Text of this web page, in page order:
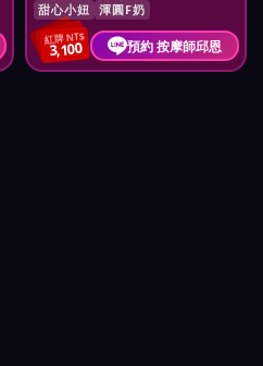
甜心小妞 渾圓F奶
紅牌 NT$
3,100 預約 按摩師邱恩